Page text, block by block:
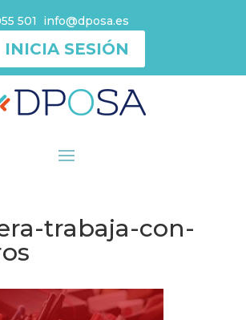
501 info@dposa.es
INICIA SESIÓN
trabaja-con-